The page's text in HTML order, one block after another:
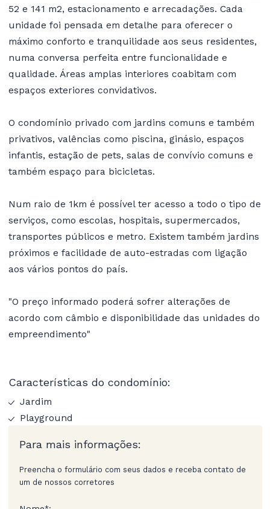
52 e 141 m2, estacionamento e arrecadações. Cada
unidade foi pensada em detalhe para oferecer o
máximo conforto e tranquilidade aos seus residentes,
numa conversa perfeita entre funcionalidade e
qualidade. Áreas amplas interiores coabitam com
espaços exteriores convidativos.
O condomínio privado com jardins comuns e também
privativos, valências como piscina, ginásio, espaços
infantis, estação de pets, salas de convívio comuns e
também espaço para bicicletas.
Num raio de 1km é possível ter acesso a todo o tipo de
serviços, como escolas, hospitais, supermercados,
transportes públicos e metro. Existem também jardins
próximos e facilidade de auto-estradas com ligação
aos vários pontos do país.
"O preço informado poderá sofrer alterações de
acordo com câmbio e disponibilidade das unidades do
empreendimento"
Características do condomínio:
Jardim
Playground
Para mais informações:
Preencha o formulário com seus dados e receba contato de
um de nossos corretores